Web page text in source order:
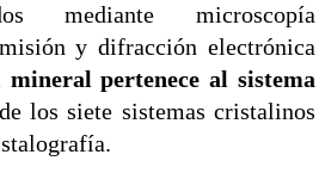
mediante microscopía
y difracción electrónica
pertenece al sistema
los siete sistemas cristalinos